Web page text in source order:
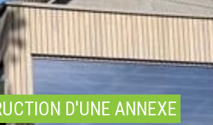
D'UNE ANNEXE